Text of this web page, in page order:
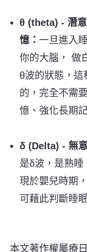
θ (theta) - 潛
憶： 一旦進入
你的大腦， 做
θ波的狀態，這
的，完全不需
憶、強化長期
δ (Delta) - 無
是δ波，是熟睡
現於嬰兒時期
可藉此判斷睡
本文著作權屬療